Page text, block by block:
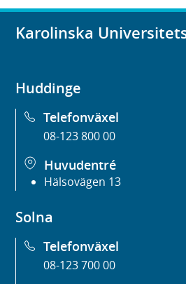
Karolinska
Huddinge
Telefonväxel
08-123 800 00
Huvudentré
Hälsovägen 13
Solna
Telefonväxel
08-123 700 00